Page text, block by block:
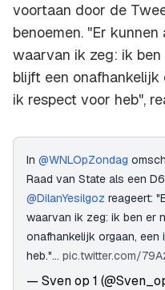
voortaan door de
benoemen. "Er
waarvan ik zeg: ik
blijft een
ik respect voor heb",
In @WNLOpZondag
Raad van State als een
@DilanYesilgoz reageert:
waarvan ik zeg: ik ben er
onafhankelijk orgaan,
heb."… pic.twitter.com/
— Sven op 1